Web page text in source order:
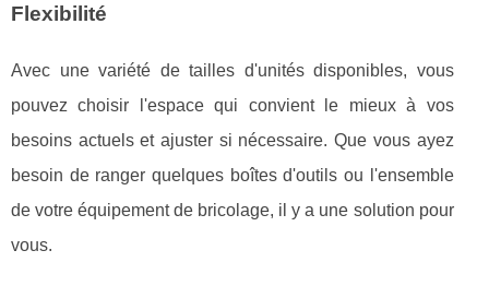
Flexibilité
Avec une variété de tailles d'unités disponibles, vous
pouvez choisir l'espace qui convient le mieux à vos
besoins actuels et ajuster si nécessaire. Que vous ayez
besoin de ranger quelques boîtes d'outils ou l'ensemble
de votre équipement de bricolage, il y a une solution pour
vous.